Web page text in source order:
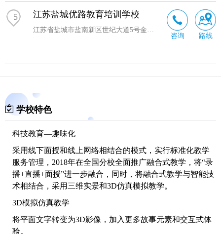
5 江苏盐城优路教育培训学校
江苏省盐城市盐南新区世纪大道5号金融城2号楼-706室（邮政储蓄银行楼上）
咨询 路线
学校特色
科技教育—趣味化
采用线下面授和线上网络相结合的模式，实行标准化教学
服务管理，2018年在全国分校全面推广融合式教学，将“录
播+直播+面授”进一步融合，同时，将融合式教学与智能技
术相结合，采用三维实景和3D仿真模拟教学。
3D模拟仿真教学
将平面文字转变为3D影像，加入更多故事元素和交互式体
验。